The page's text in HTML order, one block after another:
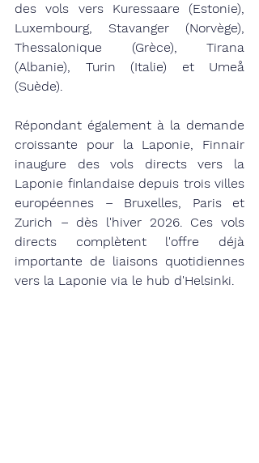
des vols vers Kuressaare (Estonie),
Luxembourg, Stavanger (Norvège),
Thessalonique (Grèce), Tirana
(Albanie), Turin (Italie) et Umeå
(Suède).
Répondant également à la demande
croissante pour la Laponie, Finnair
inaugure des vols directs vers la
Laponie finlandaise depuis trois villes
européennes – Bruxelles, Paris et
Zurich – dès l'hiver 2026. Ces vols
directs complètent l'offre déjà
importante de liaisons quotidiennes
vers la Laponie via le hub d'Helsinki.